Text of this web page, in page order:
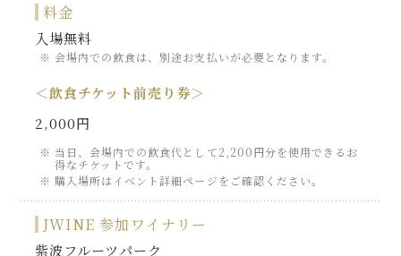
料金
入場無料
会場内での飲食は、別途お支払いが必要となります。
＜飲食チケット前売り券＞
2,000円
当日、会場内での飲食代として2,200円分を使用できるお
得なチケットです。
購入場所はイベント詳細ページをご確認ください。
JWINE 参加ワイナリー
紫波フルーツパーク